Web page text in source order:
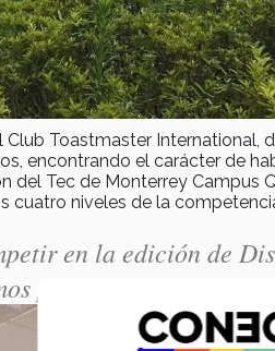
Toastmaster International,
encontrando el carácter de
del Tec de Monterrey Campus
niveles de la
en la edición de
preparando para el